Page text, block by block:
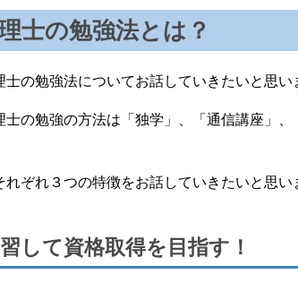
士の勉強法とは？
士の勉強法についてお話していきたいと思い
士の勉強の方法は「独学」、「通信講座」、
れぞれ３つの特徴をお話していきたいと思い
して資格取得を目指す！